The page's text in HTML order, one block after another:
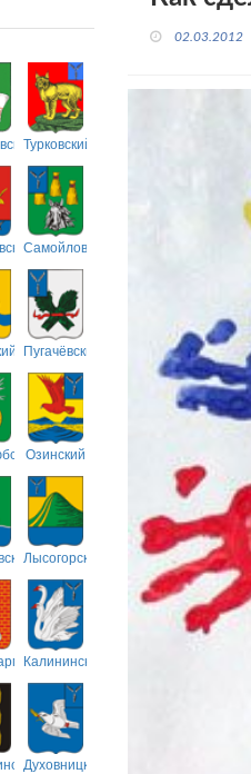
Турковский
Самойловский
Пугачёвский
Озинский
Лысогорский
Калининский
Духовницкий
02.03.2012